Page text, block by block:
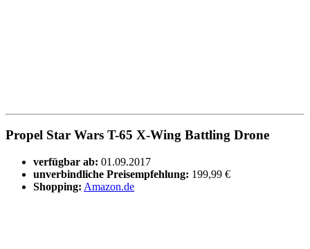
Propel Star Wars T-65 X-Wing Battling Drone
verfügbar ab: 01.09.2017
unverbindliche Preisempfehlung: 199,99 €
Shopping: Amazon.de